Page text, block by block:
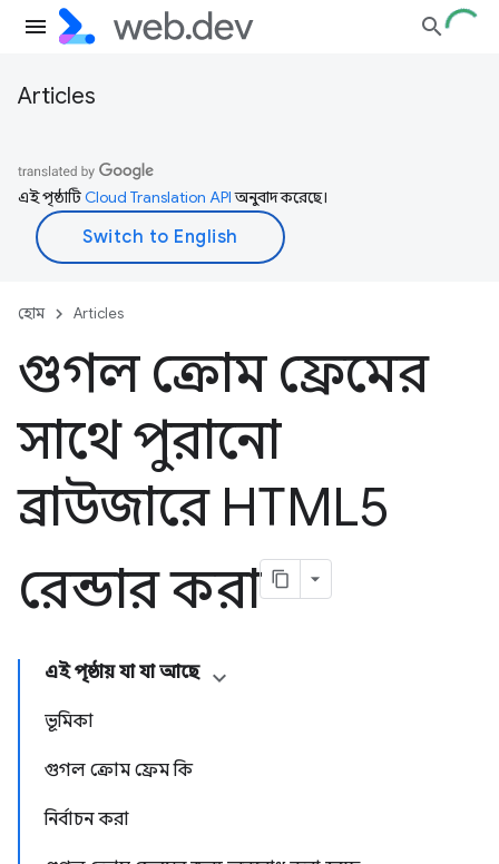
Articles
এই পৃষ্ঠাটিCloud Translation APIঅনুবাদ করেছে।
হোম Articles
গুগল ক্রোম ফ্রেমের
সাথে পুরানো
ব্রাউজারে HTML5
রেন্ডার করা
এই পৃষ্ঠায় যা যা আছে
ভূমিকা
গুগল ক্রোম ফ্রেম কি
নির্বাচন করা